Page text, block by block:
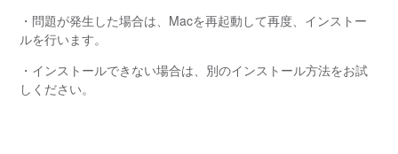
・問題が発生した場合は、Macを再起動して再度、インストー
ルを行います。
・インストールできない場合は、別のインストール方法をお試
しください。